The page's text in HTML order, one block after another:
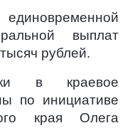
выплат
рублей.
в краевое
по инициативе
края Олега